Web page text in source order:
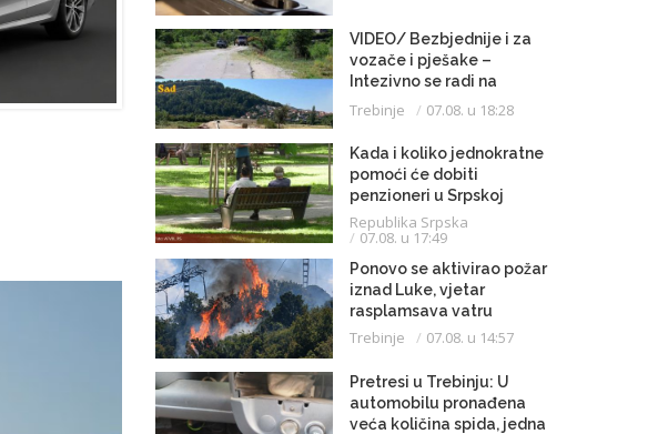
VIDEO/ Bezbjednije i za
vozače i pješake –
Intezivno se radi na
proširenju saobraćajnice
Trebinje 07.08. u 18:28
Kada i koliko jednokratne
pomoći će dobiti
penzioneri u Srpskoj
Republika Srpska
07.08. u 17:49
Ponovo se aktivirao požar
iznad Luke, vjetar
rasplamsava vatru
Trebinje 07.08. u 14:57
Pretresi u Trebinju: U
automobilu pronađena
veća količina spida, jedna